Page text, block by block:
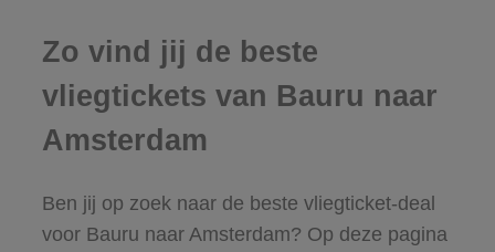
Zo vind jij de beste
vliegtickets van Bauru naar
Amsterdam
Ben jij op zoek naar de beste vliegticket-deal
voor Bauru naar Amsterdam? Op deze pagina